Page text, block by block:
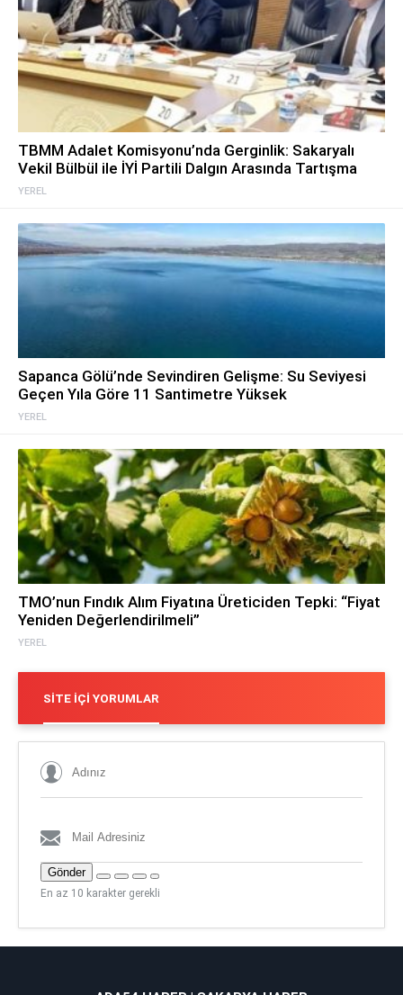
YEREL
TBMM Adalet Komisyonu’nda Gerginlik: Sakaryalı
Vekil Bülbül ile İYİ Partili Dalgın Arasında Tartışma
YEREL
Sapanca Gölü’nde Sevindiren Gelişme: Su Seviyesi
Geçen Yıla Göre 11 Santimetre Yüksek
YEREL
TMO’nun Fındık Alım Fiyatına Üreticiden Tepki: “Fiyat
Yeniden Değerlendirilmeli”
SITE İÇI YORUMLAR
Gönder
En az 10 karakter gerekli